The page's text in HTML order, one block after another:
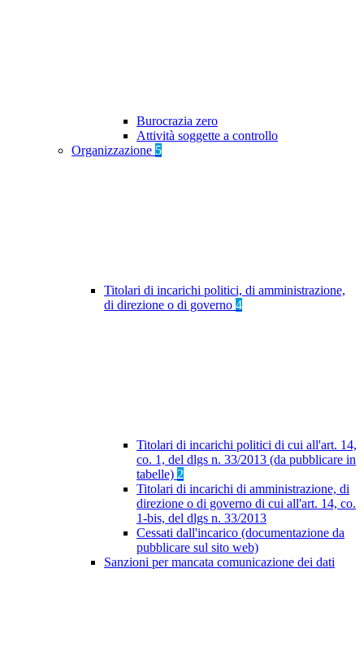
Burocrazia zero
Attività soggette a controllo
Organizzazione 5
Titolari di incarichi politici, di amministrazione,
di direzione o di governo 4
Titolari di incarichi politici di cui all'art. 14,
co. 1, del dlgs n. 33/2013 (da pubblicare in
tabelle) 2
Titolari di incarichi di amministrazione, di
direzione o di governo di cui all'art. 14, co.
1-bis, del dlgs n. 33/2013
Cessati dall'incarico (documentazione da
pubblicare sul sito web)
Sanzioni per mancata comunicazione dei dati